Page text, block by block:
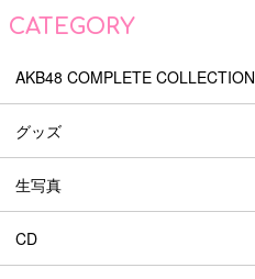
CATEGORY
AKB48 COMPLETE COLLECTION
グッズ
生写真
CD